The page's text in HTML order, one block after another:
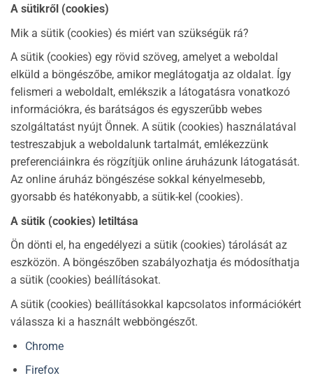
A sütikről (cookies)
Mik a sütik (cookies) és miért van szükségük rá?
A sütik (cookies) egy rövid szöveg, amelyet a weboldal
elküld a böngészőbe, amikor meglátogatja az oldalat. Így
felismeri a weboldalt, emlékszik a látogatásra vonatkozó
információkra, és barátságos és egyszerűbb webes
szolgáltatást nyújt Önnek. A sütik (cookies) használatával
testreszabjuk a weboldalunk tartalmát, emlékezzünk
preferenciáinkra és rögzítjük online áruházunk látogatását.
Az online áruház böngészése sokkal kényelmesebb,
gyorsabb és hatékonyabb, a sütik-kel (cookies).
A sütik (cookies) letiltása
Ön dönti el, ha engedélyezi a sütik (cookies) tárolását az
eszközön. A böngészőben szabályozhatja és módosíthatja
a sütik (cookies) beállításokat.
A sütik (cookies) beállításokkal kapcsolatos információkért
válassza ki a használt webböngészőt.
Chrome
Firefox